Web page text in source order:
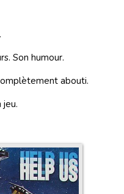
Son humour.
abouti.
jeu.